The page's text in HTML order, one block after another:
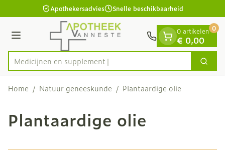
Ga naar de inhoudApothekersadvies Snelle beschikbaarheid
Menu
Product, merk, categorie...
Medicij Zoek
0 artikelen
€ 0,00
0
Home / Natuur geneeskunde / Plantaardige olie
Plantaardige olie